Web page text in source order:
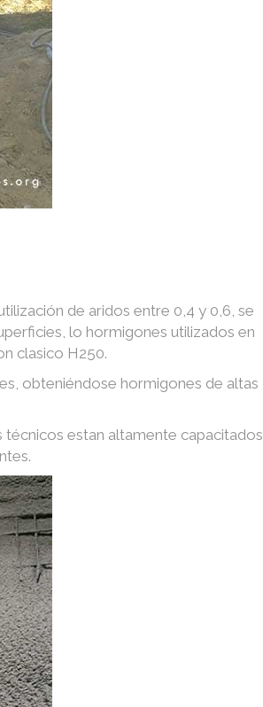
de aridos entre 0,4 y 0,6, se
lo hormigones utilizados en
clasico H250.
obteniéndose hormigones de altas
estan altamente capacitados